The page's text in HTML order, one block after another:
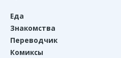
Еда
Знакомства
Переводчик
Комиксы